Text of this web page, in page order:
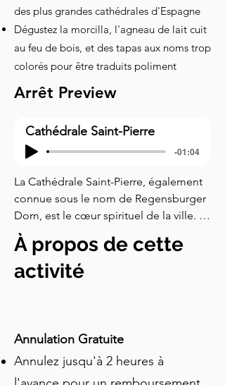
des plus grandes cathédrales d'Espagne
Dégustez la morcilla, l'agneau de lait cuit
au feu de bois, et des tapas aux noms trop
colorés pour être traduits poliment
Arrêt Preview
Cathédrale Saint-Pierre
-01:04
La Cathédrale Saint-Pierre, également
connue sous le nom de Regensburger
Dom, est le cœur spirituel de la ville.
Vous vous demandez peut-être
pourquoi une ville de la taille de
Ratisbonne a construit une cathédrale
aussi grandiose ? Cela remonte à notre
XIIIe siècle, financée en grande partie
de la ville. Nous parlerons plus du
À propos de cette
activité
Annulation Gratuite
Annulez jusqu'à 2 heures à